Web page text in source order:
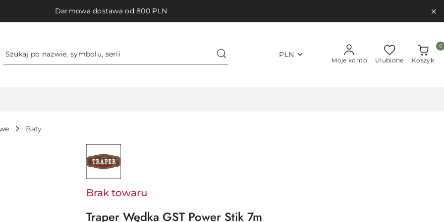
Darmowa dostawa od 800 PLN
PLN
Moje konto Ulubione Koszyk
0
Baty
NAZWA
PRODUCENTA:
TRAPER
Brak towaru
Traper Wędka GST Power Stik 7m